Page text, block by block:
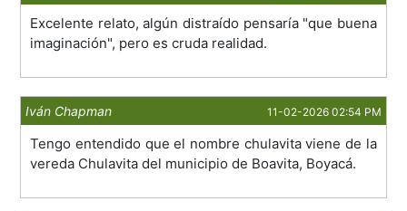
Excelente relato, algún distraído pensaría "que buena
imaginación", pero es cruda realidad.
Iván Chapman 11-02-2026 02:54 PM
Tengo entendido que el nombre chulavita viene de la
vereda Chulavita del municipio de Boavita, Boyacá.